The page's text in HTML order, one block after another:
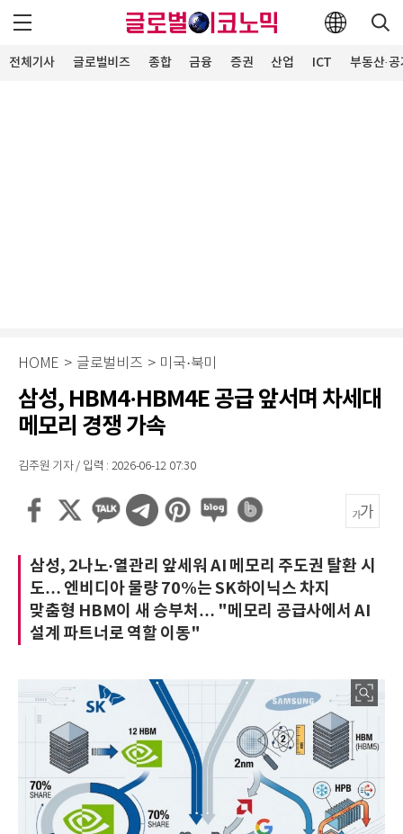
전체기사 글로벌비즈 종합 금융 증권 산업 ICT 부동산·
HOME > 글로벌비즈 > 미국·북미
삼성, HBM4·HBM4E 공급 앞서며 차세대
메모리 경쟁 가속
김주원 기자 / 입력 : 2026-06-12 07:30
삼성, 2나노·열관리 앞세워 AI 메모리 주도권 탈환 시
도… 엔비디아 물량 70%는 SK하이닉스 차지
맞춤형 HBM이 새 승부처… "메모리 공급사에서 AI
설계 파트너로 역할 이동"